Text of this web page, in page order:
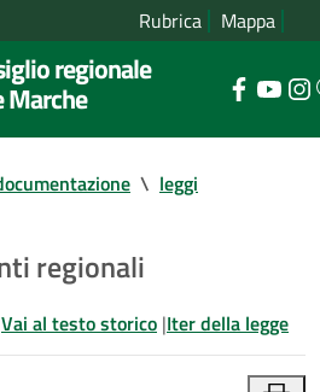
Rubrica Mappa
regionale
Marche
\ leggi
regionali
Vai al testo storico |Iter della legge